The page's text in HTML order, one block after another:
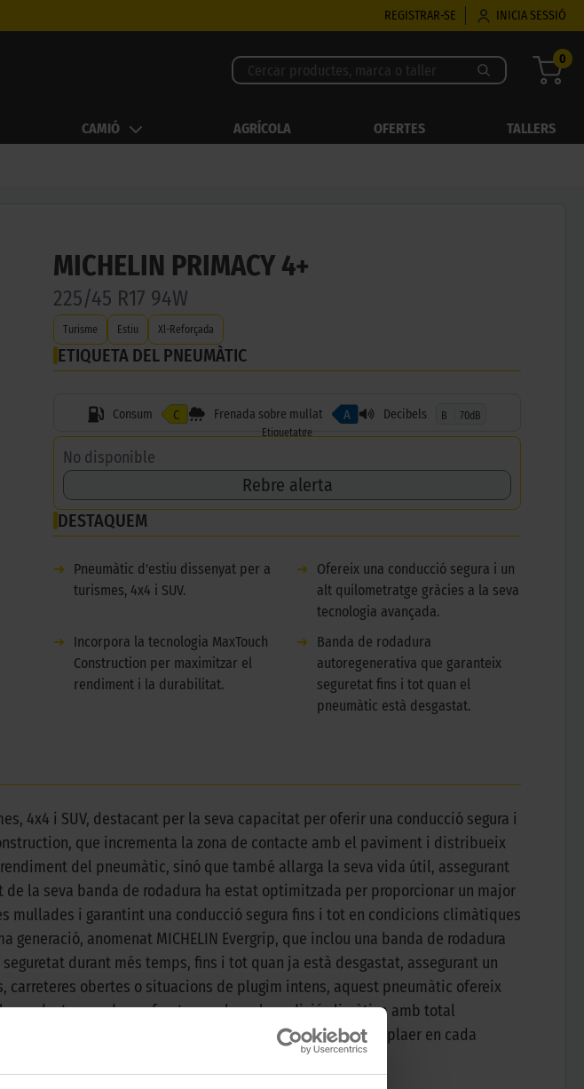
REGISTRAR-SE INICIA SESSIÓ
0
CAMIÓ AGRÍCOLA OFERTES TALLERS
MICHELIN PRIMACY 4+
225/45 R17 94W
Turisme Estiu Xl-Reforçada
ETIQUETA DEL PNEUMÀTIC
Consum C Frenada sobre mullat A Decibels B
70dB
Etiquetatge
No disponible
Rebre alerta
DESTAQUEM
➜
Pneumàtic d'estiu dissenyat per a
turismes, 4x4 i SUV.
➜
Ofereix una conducció segura i un
alt quilometratge gràcies a la seva
tecnologia avançada.
➜
Incorpora la tecnologia MaxTouch
Construction per maximitzar el
rendiment i la durabilitat.
➜
Banda de rodadura
autoregenerativa que garanteix
seguretat fins i tot quan el
pneumàtic està desgastat.
4x4 i SUV, destacant per la seva capacitat per oferir una conducció segura i
que incrementa la zona de contacte amb el paviment i distribueix
del pneumàtic, sinó que també allarga la seva vida útil, assegurant
la seva banda de rodadura ha estat optimitzada per proporcionar un major
i garantint una conducció segura fins i tot en condicions climàtiques
anomenat MICHELIN Evergrip, que inclou una banda de rodadura
durant més temps, fins i tot quan ja està desgastat, assegurant un
obertes o situacions de plugim intens, aquest pneumàtic ofereix
conductors poden enfrontar qualsevol condició climàtica amb total
del mercat, dissenyat per maximitzar la seguretat i el plaer en cada